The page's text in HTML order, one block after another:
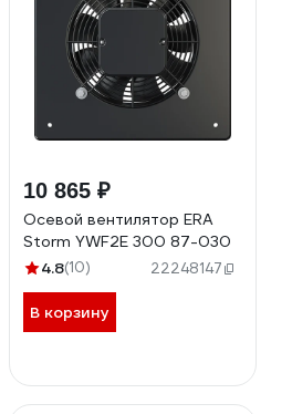
10 865 ₽
Осевой вентилятор ERA
Storm YWF2E 300 87-030
4.8(10) 22248147
В корзину